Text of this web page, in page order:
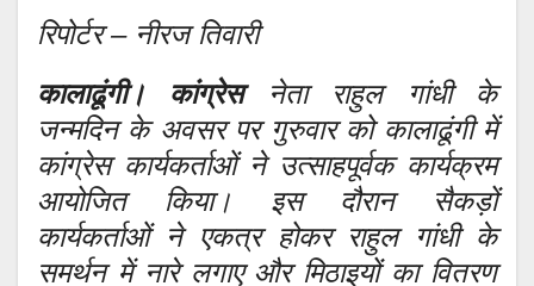
रिपोर्टर – नीरज तिवारी
कालाढूंगी। कांग्रेसनेता राहुल गांधी के
जन्मदिन के अवसर पर गुरुवार को कालाढूंगी में
कांग्रेस कार्यकर्ताओं ने उत्साहपूर्वक कार्यक्रम
आयोजित किया। इस दौरान सैकड़ों
कार्यकर्ताओं ने एकत्र होकर राहुल गांधी के
समर्थन में नारे लगाए और मिठाइयों का वितरण